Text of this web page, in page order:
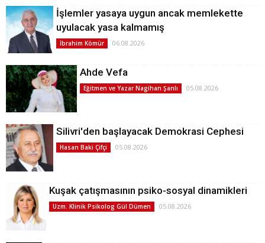
İşlemler yasaya uygun ancak memlekette
uyulacak yasa kalmamış
İbrahim Kömür 06.08.2026
Ahde Vefa
Eğitmen ve Yazar Nagihan Şanlı 05.08.2026
Silivri'den başlayacak Demokrasi Cephesi
Hasan Baki Çifçi 05.08.2026
Kuşak çatışmasının psiko-sosyal dinamikleri
Uzm. Klinik Psikolog Gül Dümen 05.08.2026